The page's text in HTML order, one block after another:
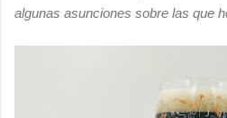
algunas asunciones sobre las que